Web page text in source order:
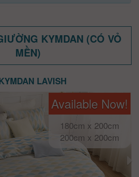
KYMDAN (CÓ VỎ
MỀN)
LAVISH
Available Now!
180cm x 200cm
200cm x 200cm